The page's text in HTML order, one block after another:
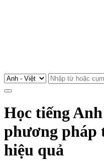
Học tiếng
phương pháp
hiệu quả